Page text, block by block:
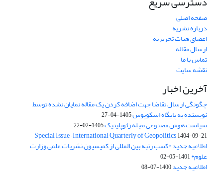
صفحه اصلی
درباره نشریه
اعضای هیات تحریریه
ارسال مقاله
تماس با ما
نقشه سایت
آخرین اخبار
چگونگی ارسال تقاضا جهت اضافه کردن یک مقاله نمایان نشده توسط
نویسنده به پایگاه اسکوپوس1405-04-27
سیاست هوش مصنوعی مجله ژئوپلیتیک1405-02-22
Special Issue – International Quarterly of Geopolitics1404-09-21
اطلاعیه جدید *کسب رتبه بین المللی از کمیسیون نشریات علمی وزارت
علوم*1401-05-02
اطلاعیه جدید1400-07-08